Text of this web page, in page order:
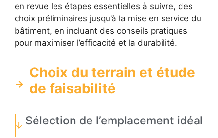
en revue les étapes essentielles à suivre, des
choix préliminaires jusqu’à la mise en service du
bâtiment, en incluant des conseils pratiques
pour maximiser l’efficacité et la durabilité.
Choix du terrain et étude
de faisabilité
Sélection de l’emplacement idéal